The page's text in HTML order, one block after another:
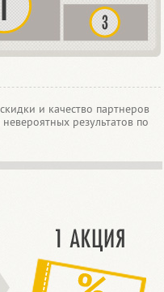
и качество партнеров
результатов по